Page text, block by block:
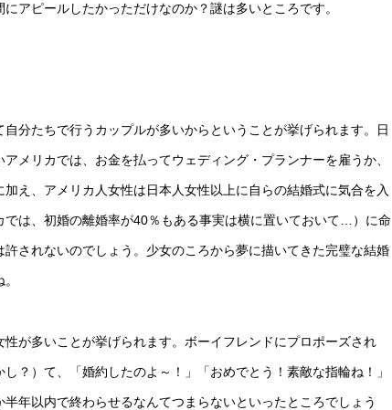
アピールしたかっただけなのか？謎は多いところです。
分たちで行うカップルが多いからということが挙げられます。日
メリカでは、お金を払ってウェディング・プランナーを雇うか、
え、アメリカ人女性は日本人女性以上に自らの結婚式に気合を入
は、初婚の離婚率が40％もある事実は横に置いておいて…）に命
されないのでしょう。少女のころから夢に描いてきた完璧な結婚
が多いことが挙げられます。ボーイフレンドにプロポーズされ
？）て、「婚約したのよ～！」「おめでとう！素敵な指輪ね！」
年以内で終わらせるなんてつまらないといったところでしょう